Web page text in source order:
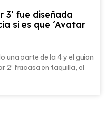
3’ fue diseñada
si es que ‘Avatar
una parte de la 4 y el guion
2’ fracasa en taquilla, el